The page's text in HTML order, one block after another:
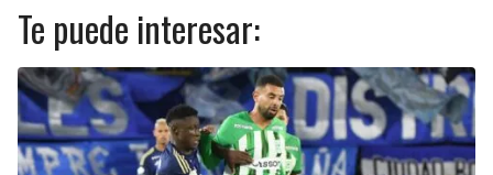
Te puede interesar: